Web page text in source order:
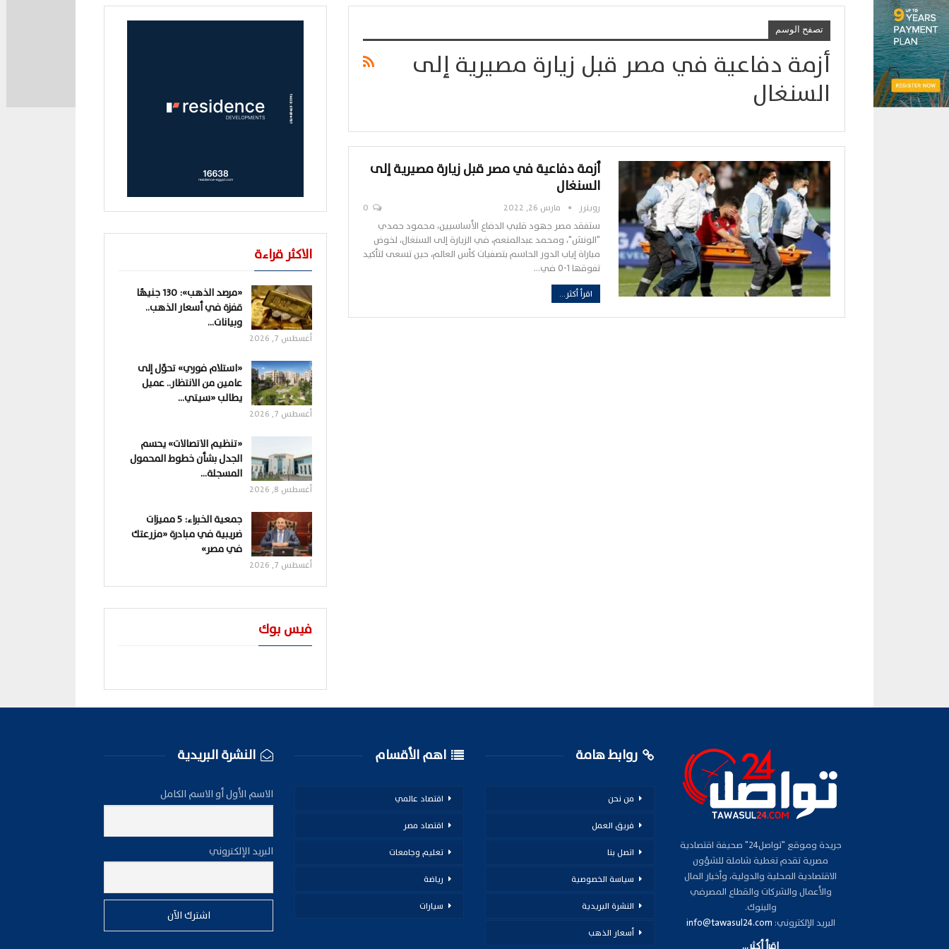
تصفح الوسم
أزمة دفاعية في مصر قبل زيارة مصيرية إلى
السنغال
أزمة دفاعية في مصر قبل زيارة مصيرية إلى
السنغال
رويترز مارس 26, 2022
ستفقد مصر جهود قلبي الدفاع الأساسيين، محمود حمدي
"الونش"، ومحمد عبدالمنعم، في الزيارة إلى السنغال، لخوض
مباراة إياب الدور الحاسم بتصفيات كأس العالم، حين تسعى لتأكيد
تفوقها 1-0 في…
اقرأ أكثر...
الاكثر قراءة
«مرصد الذهب»: 130 جنيهًا
قفزة في أسعار الذهب..
وبيانات…
أغسطس 7, 2026
«استلام فوري» تحوّل إلى
عامين من الانتظار.. عميل
يطالب «سيتي…
أغسطس 7, 2026
«تنظيم الاتصالات» يحسم
الجدل بشأن خطوط المحمول
المسجلة…
أغسطس 8, 2026
جمعية الخبراء: 5 مميزات
ضريبية في مبادرة «مزرعتك
في مصر»
أغسطس 7, 2026
فيس بوك
جريدة وموقع "تواصل24" صحيفة اقتصادية
مصرية تقدم تغطية شاملة للشؤون
الاقتصادية المحلية والدولية، وأخبار المال
والأعمال والشركات والقطاع المصرفي
والبنوك.
البريد الإلكتروني: info@tawasul24.com
روابط هامة
من نحن
فريق العمل
اتصل بنا
سياسة الخصوصية
النشرة البريدية
أسعار الذهب
اهم الأقسام
اقتصاد عالمي
اقتصاد مصر
تعليم وجامعات
رياضة
سيارات
النشرة البريدية
الاسم الأول أو الاسم الكامل
البريد الإلكتروني